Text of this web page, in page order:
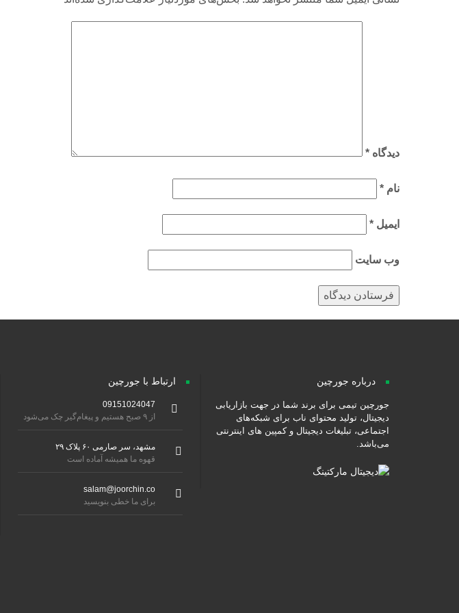
دیدگاه *
نام *
ایمیل *
وب‌ سایت
درباره جورچین
جورچین تیمی برای برند شما در جهت بازاریابی
دیجیتال، تولید محتوای ناب برای شبکه‌های
اجتماعی، تبلیغات دیجیتال و کمپین های اینترنتی
می‌باشد.
ارتباط با جورچین
09151024047
از ۹ صبح هستیم و پیغام‌گیر چک می‌شود
مشهد، سر صارمی ۶۰ پلاک ۲۹
قهوه ما همیشه آماده است
salam@joorchin.co
برای ما خطی بنویسید